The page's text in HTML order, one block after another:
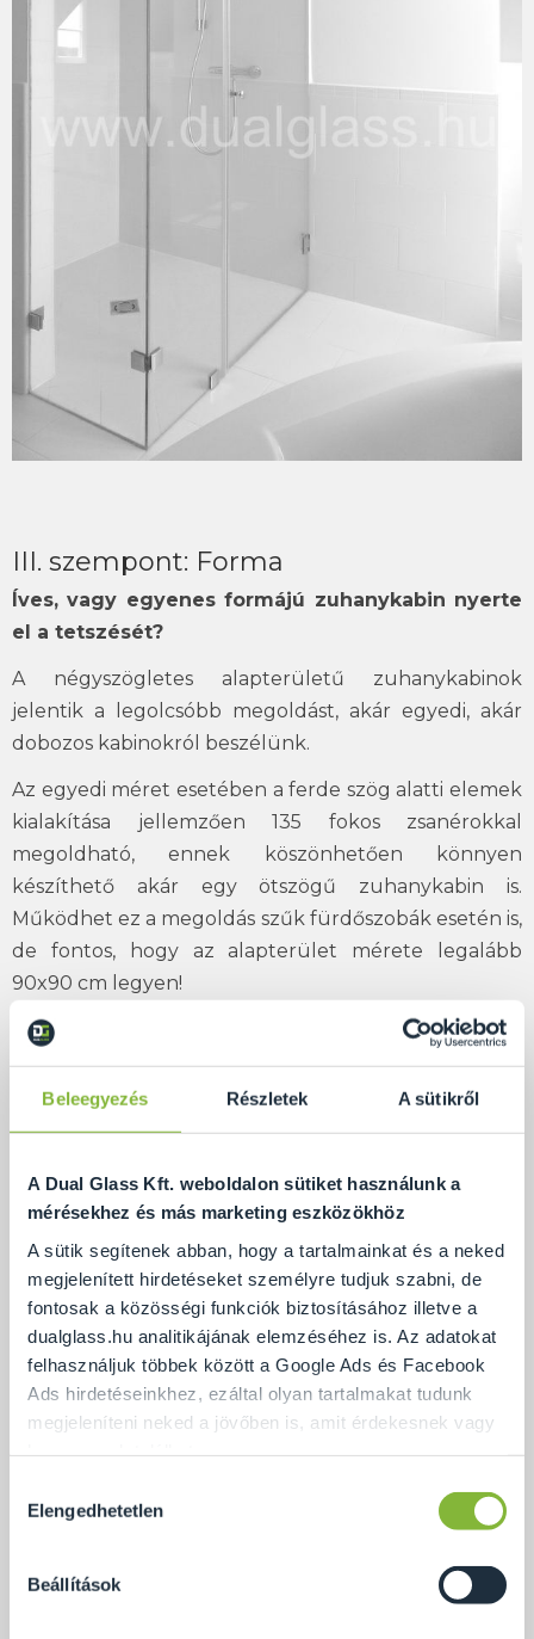
Beleegyezés Részletek A sütikről
A Dual Glass Kft. weboldalon sütiket használunk a
mérésekhez és más marketing eszközökhöz
A sütik segítenek abban, hogy a tartalmainkat és a neked
megjelenített hirdetéseket személyre tudjuk szabni, de
fontosak a közösségi funkciók biztosításához illetve a
dualglass.hu analitikájának elemzéséhez is. Az adatokat
felhasználjuk többek között a Google Ads és Facebook
Ads hirdetéseinkhez, ezáltal olyan tartalmakat tudunk
megjeleníteni neked a jövőben is, amit érdekesnek vagy
Ennek a biztosításához
arra kérünk, hogy engedd meg
Természetesen
soha semmilyen formában nem fogunk visszaélni ezzel
és később bármikor megváltoztathatod a döntésed ezzel
kiválasztása
Elengedhetetlen
Beállítások
III. szempont: Forma
Íves, vagy egyenes formájú zuhanykabin nyerte
el a tetszését?
A négyszögletes alapterületű zuhanykabinok
jelentik a legolcsóbb megoldást, akár egyedi, akár
dobozos kabinokról beszélünk.
Az egyedi méret esetében a ferde szög alatti elemek
kialakítása jellemzően 135 fokos zsanérokkal
megoldható, ennek köszönhetően könnyen
készíthető akár egy ötszögű zuhanykabin is.
Működhet ez a megoldás szűk fürdőszobák esetén is,
de fontos, hogy az alapterület mérete legalább
90x90 cm legyen!
Íves ajtót, és íves üveget jellemzően a dobozos,
szabvány méretű kabinok esetében láthatunk
legtöbbször. Ebben az esetben zuhanykabin tálca
használata mindenképpen ajánlott! Fontos, hogy a
méretben készüljön el.
később felújítani is. Pótlásuk szinte lehetetlen, és
anyagilag sem túl megtérülő.
Ha tartós, és a későbbiekben is könnyen felújítható
zuhanykabint szeretnénk, válasszuk inkább a
szögletes kialakítást!